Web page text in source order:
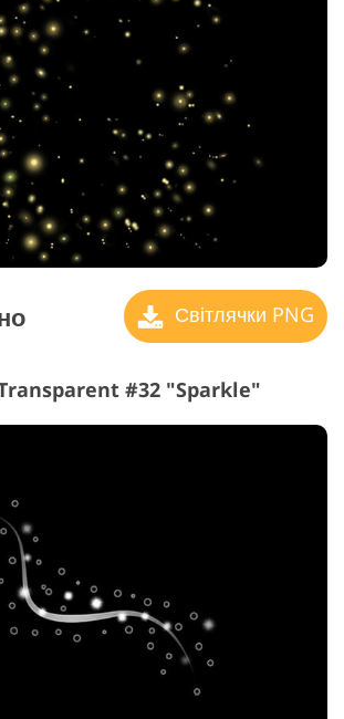
Світлячки PNG
#32 "Sparkle"